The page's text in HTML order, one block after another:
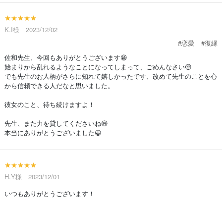
★★★★★
K.I様 2023/12/02
#恋愛
#復縁
佐和先生、今回もありがとうございます😀
始まりから乱れるようなことになってしまって、ごめんなさい😔
でも先生のお人柄がさらに知れて嬉しかったです、改めて先生のことを心
から信頼できる人だなと思いました。
彼女のこと、待ち続けますよ！
先生、また力を貸してくださいね😄
本当にありがとうございました😀
★★★★★
H.Y様 2023/12/01
いつもありがとうございます！